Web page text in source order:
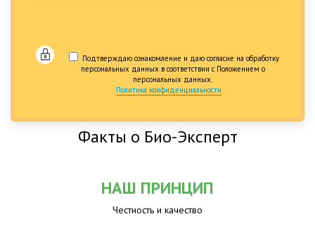
Подтверждаю ознакомление и даю согласие на обработку
персональных данных в соответствии с Положением о
персональных данных.
Политика конфиденциальности
Факты о Био-Эксперт
НАШ ПРИНЦИП
Честность и качество